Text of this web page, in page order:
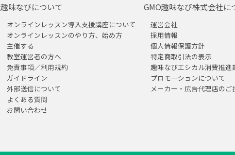
趣味なびについて
オンラインレッスン導入支援講座について
オンラインレッスンのやり方、始め方
主催する
教室運営者の方へ
免責事項／利用規約
ガイドライン
外部送信について
よくある質問
お問い合わせ
GMO趣味なび株式会社に
運営会社
採用情報
個人情報保護方針
特定商取引法の表示
趣味なびエシカル消費推進
プロモーションについて
メーカー・広告代理店のご